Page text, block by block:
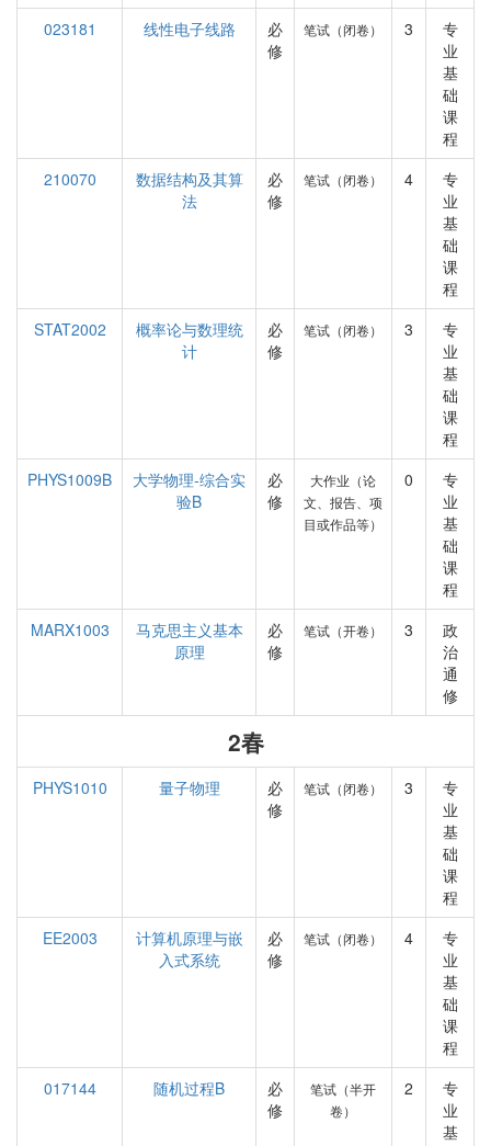
023181
线性电子线路
必
修
笔试（闭卷） 3
专
业
基
础
课
程
210070
数据结构及其算
法
必
修
笔试（闭卷） 4
专
业
基
础
课
程
STAT2002
概率论与数理统
计
必
修
笔试（闭卷） 3
专
业
基
础
课
程
PHYS1009B
大学物理-综合实
验B
必
修
大作业（论
文、报告、项
目或作品等）
0
专
业
基
础
课
程
MARX1003
马克思主义基本
原理
必
修
笔试（开卷） 3
政
治
通
修
2春
PHYS1010 量子物理
必
修
笔试（闭卷） 3
专
业
基
础
课
程
EE2003
计算机原理与嵌
入式系统
必
修
笔试（闭卷） 4
专
业
基
础
课
程
017144
随机过程B
必
修
笔试（半开
卷）
2
专
业
基